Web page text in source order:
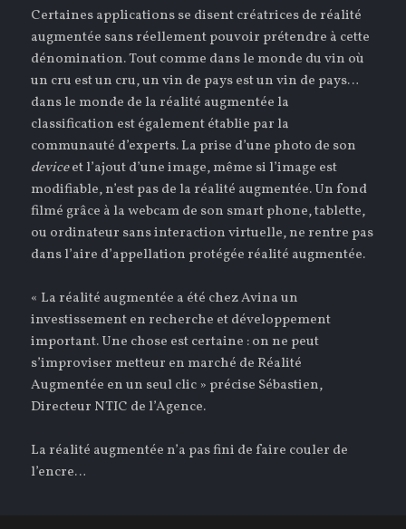
Certaines applications se disent créatrices de réalité
augmentée sans réellement pouvoir prétendre à cette
dénomination. Tout comme dans le monde du vin où
un cru est un cru, un vin de pays est un vin de pays…
dans le monde de la réalité augmentée la
classification est également établie par la
communauté d’experts. La prise d’une photo de son
deviceet l’ajout d’une image, même si l’image est
modifiable, n’est pas de la réalité augmentée. Un fond
filmé grâce à la webcam de son smart phone, tablette,
ou ordinateur sans interaction virtuelle, ne rentre pas
dans l’aire d’appellation protégée réalité augmentée.
« La réalité augmentée a été chez Avina un
investissement en recherche et développement
important. Une chose est certaine : on ne peut
s’improviser metteur en marché de Réalité
Augmentée en un seul clic » précise Sébastien,
Directeur NTIC de l’Agence.
La réalité augmentée n’a pas fini de faire couler de
l’encre…